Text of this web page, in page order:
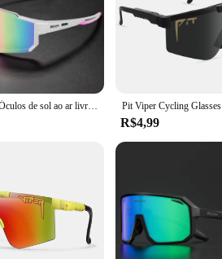
SCVCN-Óculos de sol ao ar livre para homens e mulheres, óculos de bicicleta, óculos esportivos, escalada, condução em estrada, UV400, novo
R$4,99